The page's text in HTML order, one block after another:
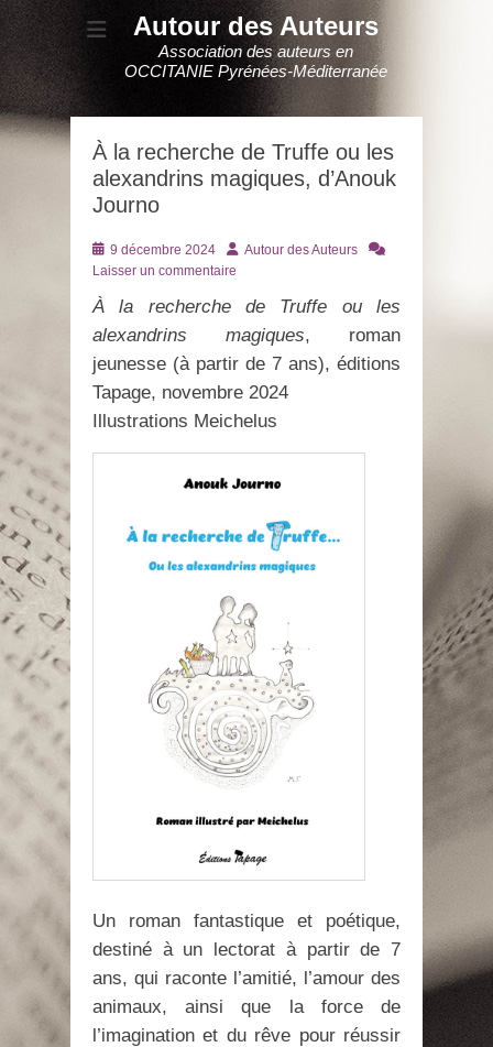
Autour des Auteurs
Association des auteurs en
OCCITANIE Pyrénées-Méditerranée
À la recherche de Truffe ou les
alexandrins magiques, d’Anouk
Journo
Posté
le
9 décembre 2024 AuteurAutour des Auteurs
Laisser un commentaire
À la recherche de Truffe ou les
alexandrins magiques, roman
jeunesse (à partir de 7 ans), éditions
Tapage, novembre 2024
Illustrations Meichelus
Un roman fantastique et poétique,
destiné à un lectorat à partir de 7
ans, qui raconte l’amitié, l’amour des
animaux, ainsi que la force de
l’imagination et du rêve pour réussir